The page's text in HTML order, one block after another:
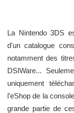
La Nintendo 3DS
d'un catalogue
notamment des
DSIWare...
uniquement
l'eShop de la
grande partie de